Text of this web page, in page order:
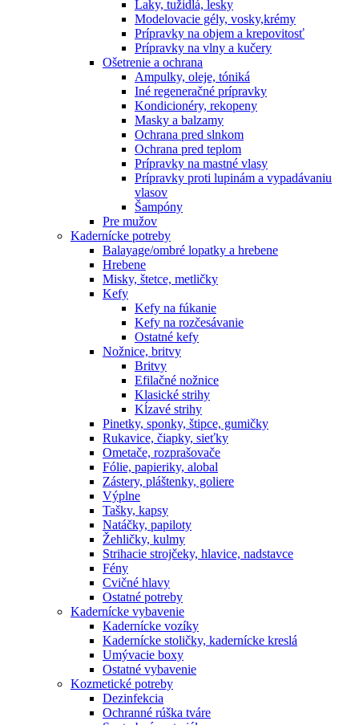
Laky, tužidlá, lesky
Modelovacie gély, vosky,krémy
Prípravky na objem a krepovitosť
Prípravky na vlny a kučery
Ošetrenie a ochrana
Ampulky, oleje, tóniká
Iné regeneračné prípravky
Kondicionéry, rekopeny
Masky a balzamy
Ochrana pred slnkom
Ochrana pred teplom
Prípravky na mastné vlasy
Prípravky proti lupinám a vypadávaniu
vlasov
Šampóny
Pre mužov
Kadernícke potreby
Balayage/ombré lopatky a hrebene
Hrebene
Misky, štetce, metličky
Kefy
Kefy na fúkanie
Kefy na rozčesávanie
Ostatné kefy
Nožnice, britvy
Britvy
Efilačné nožnice
Klasické strihy
Kĺzavé strihy
Pinetky, sponky, štipce, gumičky
Rukavice, čiapky, sieťky
Ometače, rozprašovače
Fólie, papieriky, alobal
Zástery, pláštenky, goliere
Výplne
Tašky, kapsy
Natáčky, papiloty
Žehličky, kulmy
Strihacie strojčeky, hlavice, nadstavce
Fény
Cvičné hlavy
Ostatné potreby
Kadernícke vybavenie
Kadernícke vozíky
Kadernícke stoličky, kadernícke kreslá
Umývacie boxy
Ostatné vybavenie
Kozmetické potreby
Dezinfekcia
Ochranné rúška tváre